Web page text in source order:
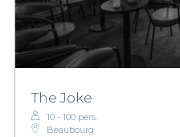
The Joke
10 - 100 pers.
Beaubourg